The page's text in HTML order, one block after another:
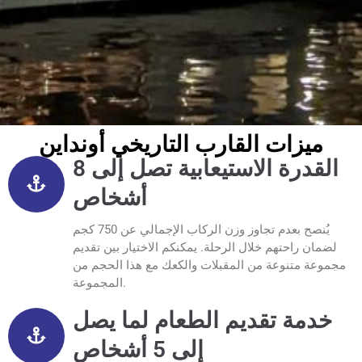
ميزات القارب التاريخي أونداين
القدرة الاستيعابية تصل إلى 8
أشخاص
يُنصح بعدم تجاوز وزن الركاب الإجمالي عن 750 كجم
لضمان راحتهم خلال الرحلة. يمكنكم الاختيار بين تقديم
مجموعة متنوعة من المقبلات والكعك مع هذا الحجم من
المجموعة.
خدمة تقديم الطعام لما يصل
إلى 5 أشخاص